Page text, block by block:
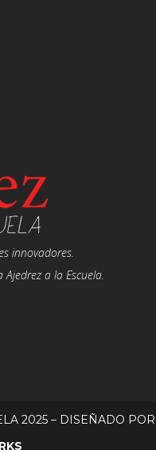
innovadores.
a la Escuela.
2025 – DISEÑADO POR